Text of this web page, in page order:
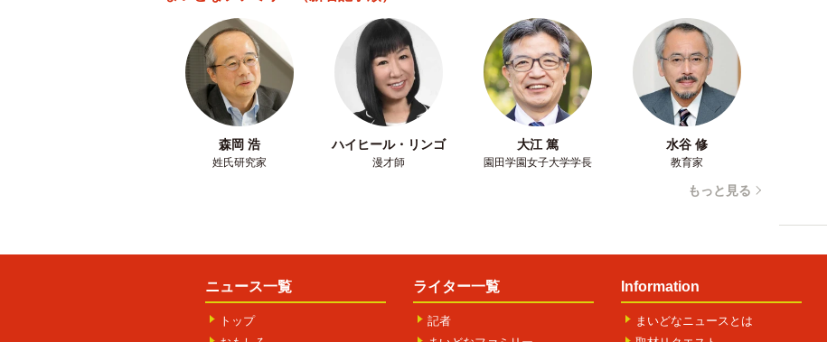
森岡 浩
姓氏研究家
ハイヒール・リンゴ
漫才師
大江 篤
園田学園女子大学学長
水谷 修
教育家
もっと見る
ニュース一覧
トップ
ライター一覧
記者
Information
まいどなニュースとは